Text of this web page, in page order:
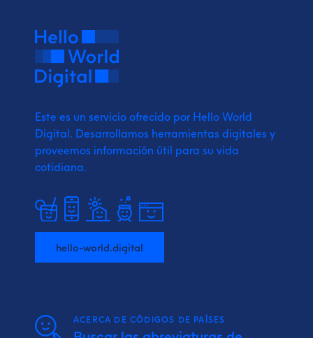
Este es un servicio ofrecido por Hello World
Digital. Desarrollamos herramientas digitales y
proveemos información útil para su vida
cotidiana.
hello-world.digital
ACERCA DE CÓDIGOS DE PAÍSES